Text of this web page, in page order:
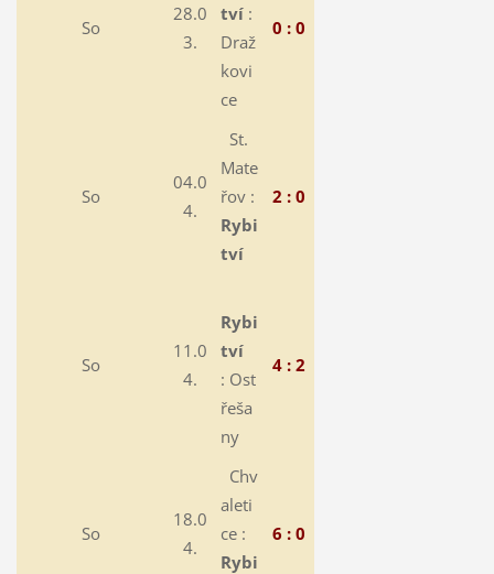
So
28.0
3.
tví:
Draž
kovi
ce
0 : 0
So
04.0
4.
St.
Mate
řov :
Rybi
tví
2 : 0
So
11.0
4.
Rybi
tví
: Ost
řeša
ny
4 : 2
So
18.0
4.
Chv
aleti
ce :
Rybi
6 : 0